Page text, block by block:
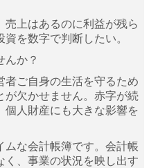
上はあるのに利益が残ら
を数字で判断したい。
んか？
者ご自身の生活を守るため
が欠かせません。赤字が続
個人財産にも大きな影響を
ムな会計帳簿です。会計帳
く、事業の状況を映し出す